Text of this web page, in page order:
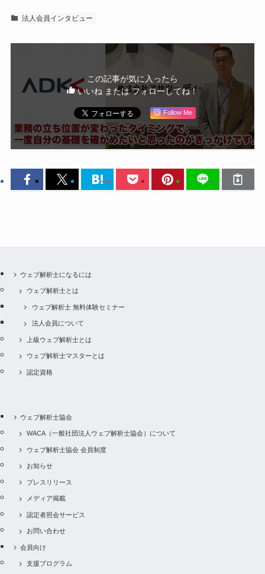
法人会員インタビュー
この記事が気に入ったら
いいね または フォローしてね！
Follow Me
ウェブ解析士になるには
ウェブ解析士とは
ウェブ解析士 無料体験セミナー
法人会員について
上級ウェブ解析士とは
ウェブ解析士マスターとは
認定資格
ウェブ解析士協会
WACA（一般社団法人ウェブ解析士協会）について
ウェブ解析士協会 会員制度
お知らせ
プレスリリース
メディア掲載
認定者照会サービス
お問い合わせ
会員向け
支援プログラム